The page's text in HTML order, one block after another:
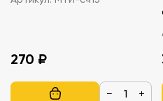
270 ₽
− +